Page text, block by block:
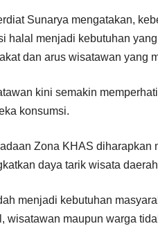
Sunarya mengatakan,
halal menjadi kebutuhan
dan arus wisatawan yang
kini semakin
konsumsi.
Zona KHAS diharapkan
daya tarik wisata
menjadi kebutuhan
wisatawan maupun warga